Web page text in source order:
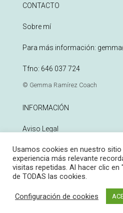
CONTACTO
Sobre mí
Para más información:
Tfno: 646 037 724
© Gemma Ramírez Coach
INFORMACIÓN
Aviso Legal
Política de Privacidad
Política de Cookies
Usamos cookies en nuestro sitio
experiencia más relevante
visitas repetidas. Al hacer clic en
de TODAS las cookies.
Configuración de cookies